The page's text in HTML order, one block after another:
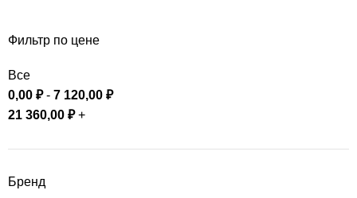
Фильтр по цене
Все
0,00 ₽- 7 120,00 ₽
21 360,00 ₽+
Бренд